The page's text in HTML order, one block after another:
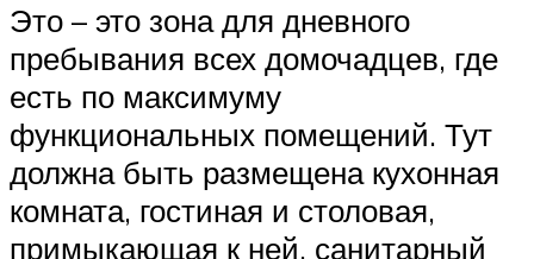
Это – это зона для дневного
пребывания всех домочадцев, где
есть по максимуму
функциональных помещений. Тут
должна быть размещена кухонная
комната, гостиная и столовая,
примыкающая к ней, санитарный